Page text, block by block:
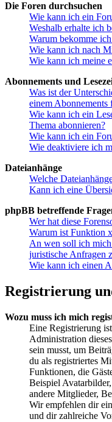
Die Foren durchsuchen
Wie kann ich ein
Weshalb erhalte ich
Warum bekomme
Wie kann ich nach
Wie kann ich meine
Abonnements und
Was ist der
einem Abonnements
Wie kann ich ein
Thema abonnieren?
Wie kann ich ein
Wie deaktiviere ich
Dateianhänge
Welche
Kann ich eine
phpBB betreffende
Wer hat diese
Warum ist Funktion
An wen soll ich
juristische Anfragen
Wie kann ich einen
Registrierung
Wozu muss ich mich
Eine Registrierung
Administration
sein musst, um
du als registriertes
Funktionen, die
Beispiel
andere Mitglieder,
Wir empfehlen dir
und dir zahlreiche